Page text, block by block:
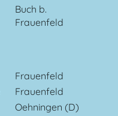
Buch b.
Frauenfeld
Frauenfeld
Frauenfeld
Oehningen (D)